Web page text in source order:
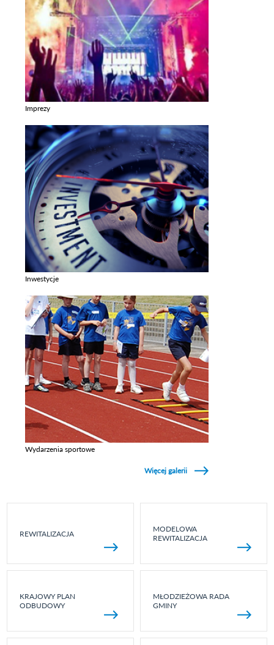
Imprezy
Inwestycje
Wydarzenia sportowe
Więcej galerii
REWITALIZACJA
MODELOWA
REWITALIZACJA
KRAJOWY PLAN
ODBUDOWY
MŁODZIEŻOWA RADA
GMINY